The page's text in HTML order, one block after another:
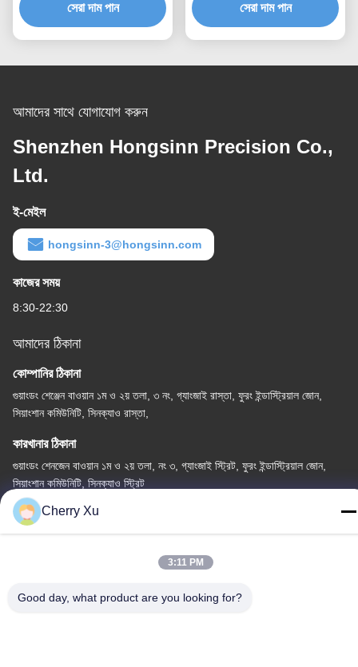
সেরা দাম পান
সেরা দাম পান
আমাদের সাথে যোগাযোগ করুন
Shenzhen Hongsinn Precision Co.,
Ltd.
ই-মেইল
hongsinn-3@hongsinn.com
কাজের সময়
8:30-22:30
আমাদের ঠিকানা
কোম্পানির ঠিকানা
গুয়াংডং শেঞ্জেন বাওয়ান ১ম ও ২য় তলা, ৩ নং, গ্যাংজাই রাস্তা, ফুরং ইন্ডাস্ট্রিয়াল জোন,
সিয়াংশান কমিউনিটি, সিনক্যাও রাস্তা,
কারখানার ঠিকানা
গুয়াংডং শেনজেন বাওয়ান ১ম ও ২য় তলা, নং ৩, গ্যাংজাই স্ট্রিট, ফুরং ইন্ডাস্ট্রিয়াল জোন,
সিয়াংশান কমিউনিটি, সিনক্যাও স্ট্রিট
টেল
86-0755-27097532-8:30
Cherry Xu
3:11 PM
Good day, what product are you looking for?